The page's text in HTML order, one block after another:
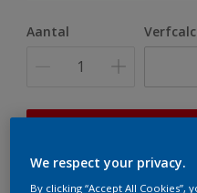
Aantal
er hard aan om de
We respect your privacy.
By clicking “Accept All